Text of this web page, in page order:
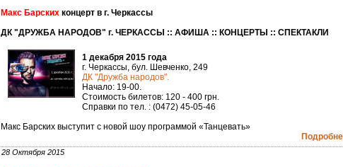
Макс Барскихконцерт в г. Черкассы
ДК "ДРУЖБА НАРОДОВ" г. ЧЕРКАССЫ :: АФИША :: КОНЦЕРТЫ :: СПЕКТАКЛИ
1 декабря 2015 года
г. Черкассы, бул. Шевченко, 249
ДК "Дружба народов".
Начало: 19-00.
Стоимость билетов: 120 - 400 грн.
Справки по тел. : (0472) 45-05-46
Макс Барских выступит с новой шоу программой «Танцевать»
28 Октября 2015